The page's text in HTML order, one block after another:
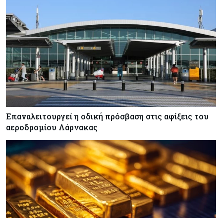
Επαναλειτουργεί η οδική πρόσβαση στις αφίξεις του
αεροδρομίου Λάρνακας